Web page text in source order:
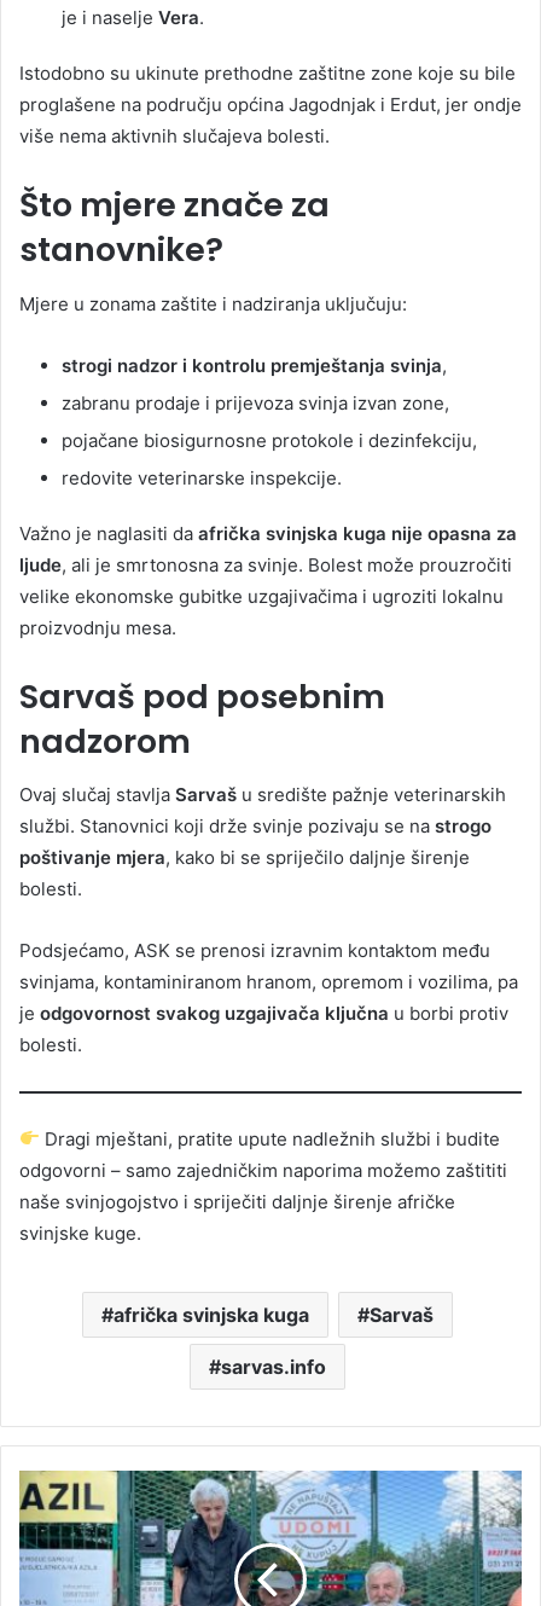
je i naselje Vera.
Istodobno su ukinute prethodne zaštitne zone koje su bile
proglašene na području općina Jagodnjak i Erdut, jer ondje
više nema aktivnih slučajeva bolesti.
Što mjere znače za
stanovnike?
Mjere u zonama zaštite i nadziranja uključuju:
strogi nadzor i kontrolu premještanja svinja,
zabranu prodaje i prijevoza svinja izvan zone,
pojačane biosigurnosne protokole i dezinfekciju,
redovite veterinarske inspekcije.
Važno je naglasiti da afrička svinjska kuga nije opasna za
ljude, ali je smrtonosna za svinje. Bolest može prouzročiti
velike ekonomske gubitke uzgajivačima i ugroziti lokalnu
proizvodnju mesa.
Sarvaš pod posebnim
nadzorom
Ovaj slučaj stavlja Sarvaš u središte pažnje veterinarskih
službi. Stanovnici koji drže svinje pozivaju se na strogo
poštivanje mjera, kako bi se spriječilo daljnje širenje
bolesti.
Podsjećamo, ASK se prenosi izravnim kontaktom među
svinjama, kontaminiranom hranom, opremom i vozilima, pa
je odgovornost svakog uzgajivača ključna u borbi protiv
bolesti.
Dragi mještani, pratite upute nadležnih službi i budite
odgovorni – samo zajedničkim naporima možemo zaštititi
naše svinjogojstvo i spriječiti daljnje širenje afričke
svinjske kuge.
afrička svinjska kuga Sarvaš
sarvas.info